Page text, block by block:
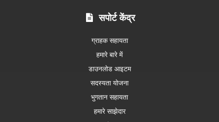
सपोर्ट केंद्र
ग्राहक सहायता
हमारे बारे में
डाउनलोड आइटम
सदस्यता योजना
भुगतान सहायता
हमारे साझेदार